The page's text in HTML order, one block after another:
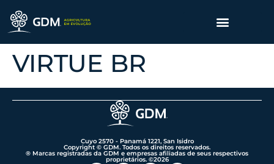
VIRTUE BR
Cuyo 2570 - Panamá 1221, San Isidro
Copyright © GDM. Todos os direitos reservados.
® Marcas registradas da GDM e empresas afiliadas de seus respectivos
proprietários. ©️2026